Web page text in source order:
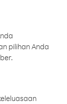
pilihan Anda